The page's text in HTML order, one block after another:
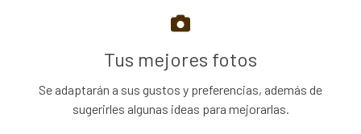
Tus mejores fotos
Se adaptarán a sus gustos y preferencias, además de
sugerirles algunas ideas para mejorarlas.